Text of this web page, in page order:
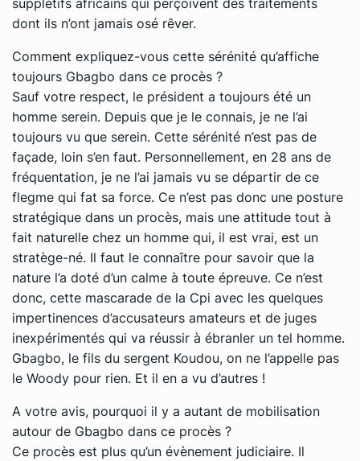
supplétifs africains qui perçoivent des traitements
dont ils n’ont jamais osé rêver.
Comment expliquez-vous cette sérénité qu’affiche
toujours Gbagbo dans ce procès ?
Sauf votre respect, le président a toujours été un
homme serein. Depuis que je le connais, je ne l’ai
toujours vu que serein. Cette sérénité n’est pas de
façade, loin s’en faut. Personnellement, en 28 ans de
fréquentation, je ne l’ai jamais vu se départir de ce
flegme qui fat sa force. Ce n’est pas donc une posture
stratégique dans un procès, mais une attitude tout à
fait naturelle chez un homme qui, il est vrai, est un
stratège-né. Il faut le connaître pour savoir que la
nature l’a doté d’un calme à toute épreuve. Ce n’est
donc, cette mascarade de la Cpi avec les quelques
impertinences d’accusateurs amateurs et de juges
inexpérimentés qui va réussir à ébranler un tel homme.
Gbagbo, le fils du sergent Koudou, on ne l’appelle pas
le Woody pour rien. Et il en a vu d’autres !
A votre avis, pourquoi il y a autant de mobilisation
autour de Gbagbo dans ce procès ?
Ce procès est plus qu’un évènement judiciaire. Il